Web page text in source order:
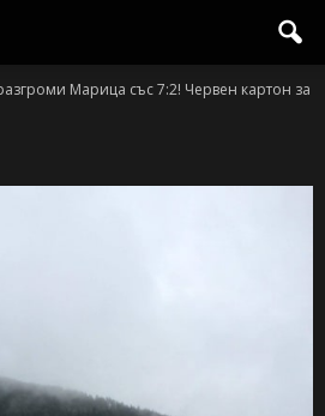
Марица със 7:2! Червен картон за